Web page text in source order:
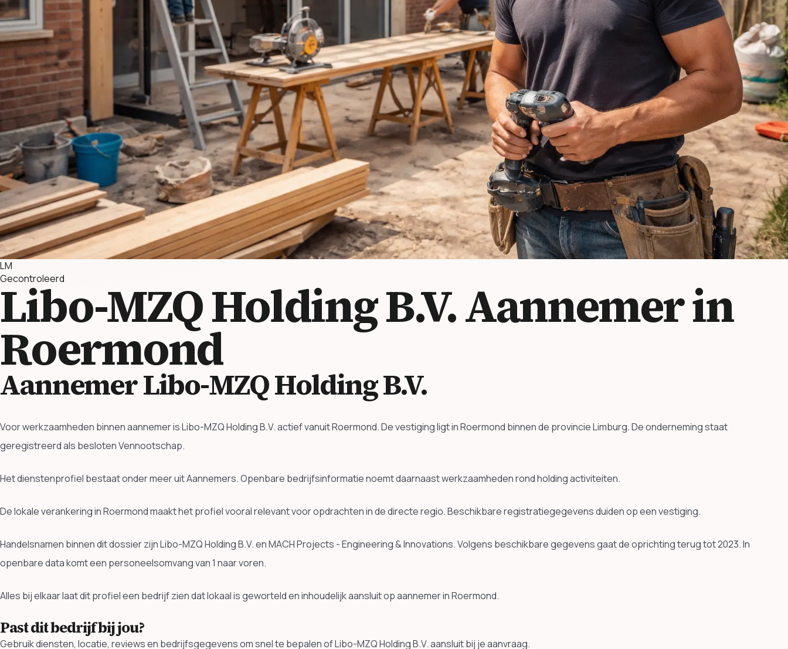
LM
Gecontroleerd
Libo-MZQ Holding B.V.Aannemer in
Roermond
Aannemer Libo-MZQ Holding B.V.
Voor werkzaamheden binnen aannemer is Libo-MZQ Holding B.V. actief vanuit Roermond. De vestiging ligt in Roermond binnen de provincie Limburg. De onderneming staat
geregistreerd als besloten Vennootschap.
Het dienstenprofiel bestaat onder meer uit Aannemers. Openbare bedrijfsinformatie noemt daarnaast werkzaamheden rond holding activiteiten.
De lokale verankering in Roermond maakt het profiel vooral relevant voor opdrachten in de directe regio. Beschikbare registratiegegevens duiden op een vestiging.
Handelsnamen binnen dit dossier zijn Libo-MZQ Holding B.V. en MACH Projects - Engineering & Innovations. Volgens beschikbare gegevens gaat de oprichting terug tot 2023. In
openbare data komt een personeelsomvang van 1 naar voren.
Alles bij elkaar laat dit profiel een bedrijf zien dat lokaal is geworteld en inhoudelijk aansluit op aannemer in Roermond.
Past dit bedrijf bij jou?
Gebruik diensten, locatie, reviews en bedrijfsgegevens om snel te bepalen of Libo-MZQ Holding B.V. aansluit bij je aanvraag.